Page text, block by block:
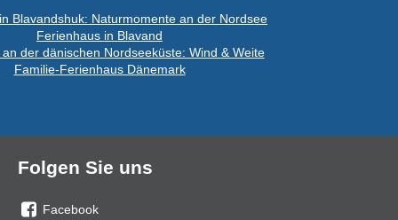
Blavandshuk: Naturmomente an der Nordsee
Ferienhaus in Blavand
der dänischen Nordseeküste: Wind & Weite
Familie-Ferienhaus Dänemark
Folgen Sie uns
Facebook